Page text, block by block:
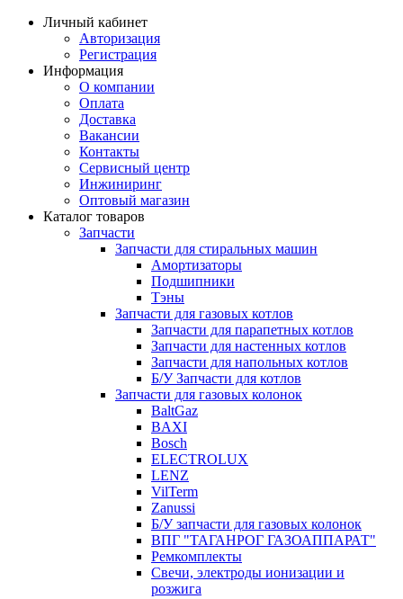
Личный кабинет
Авторизация
Регистрация
Информация
О компании
Оплата
Доставка
Вакансии
Контакты
Сервисный центр
Инжиниринг
Оптовый магазин
Каталог товаров
Запчасти
Запчасти для стиральных машин
Амортизаторы
Подшипники
Тэны
Запчасти для газовых котлов
Запчасти для парапетных котлов
Запчасти для настенных котлов
Запчасти для напольных котлов
Б/У Запчасти для котлов
Запчасти для газовых колонок
BaltGaz
BAXI
Bosch
ELECTROLUX
LENZ
VilTerm
Zanussi
Б/У запчасти для газовых колонок
ВПГ "ТАГАНРОГ ГАЗОАППАРАТ"
Ремкомплекты
Свечи, электроды ионизации и
розжига